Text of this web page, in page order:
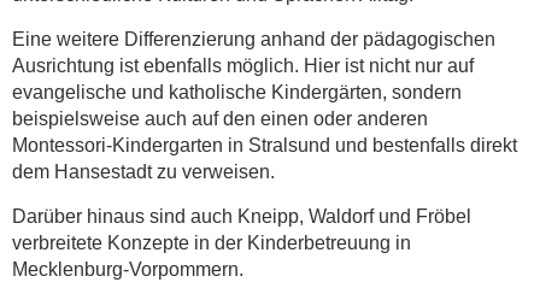
Eine weitere Differenzierung anhand der pädagogischen
Ausrichtung ist ebenfalls möglich. Hier ist nicht nur auf
evangelische und katholische Kindergärten, sondern
beispielsweise auch auf den einen oder anderen
Montessori-Kindergarten in Stralsund und bestenfalls direkt
dem Hansestadt zu verweisen.
Darüber hinaus sind auch Kneipp, Waldorf und Fröbel
verbreitete Konzepte in der Kinderbetreuung in
Mecklenburg-Vorpommern.